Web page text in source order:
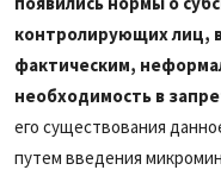
контролирующих лиц,
фактическим,
необходимость в
его существования
путем введения